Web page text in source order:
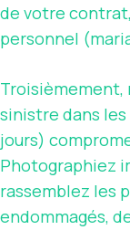
de votre
personnel
Troisièmement,
sinistre dans
jours)
Photographiez
rassemblez les
endommagés,